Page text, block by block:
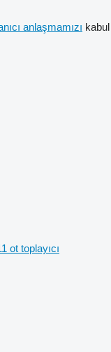
anlaşmamızı kabul
ot toplayıcı